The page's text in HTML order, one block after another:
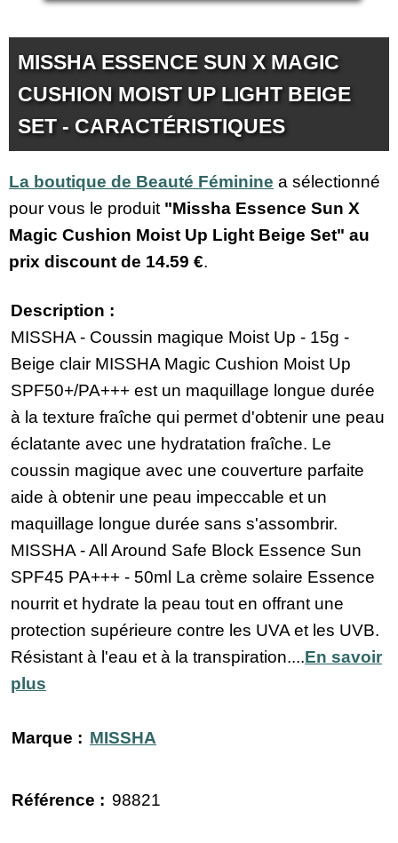
MISSHA ESSENCE SUN X MAGIC
CUSHION MOIST UP LIGHT BEIGE
SET - CARACTÉRISTIQUES
La boutique de Beauté Féminine a sélectionné
pour vous le produit "Missha Essence Sun X
Magic Cushion Moist Up Light Beige Set" au
prix discount de 14.59 €.
Description :
MISSHA - Coussin magique Moist Up - 15g -
Beige clair MISSHA Magic Cushion Moist Up
SPF50+/PA+++ est un maquillage longue durée
à la texture fraîche qui permet d'obtenir une peau
éclatante avec une hydratation fraîche. Le
coussin magique avec une couverture parfaite
aide à obtenir une peau impeccable et un
maquillage longue durée sans s'assombrir.
MISSHA - All Around Safe Block Essence Sun
SPF45 PA+++ - 50ml La crème solaire Essence
nourrit et hydrate la peau tout en offrant une
protection supérieure contre les UVA et les UVB.
Résistant à l'eau et à la transpiration....En savoir
plus
Marque : MISSHA
Référence : 98821